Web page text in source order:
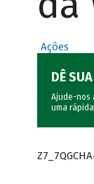
Ações
DÊ
Ajude-nos
uma rápida